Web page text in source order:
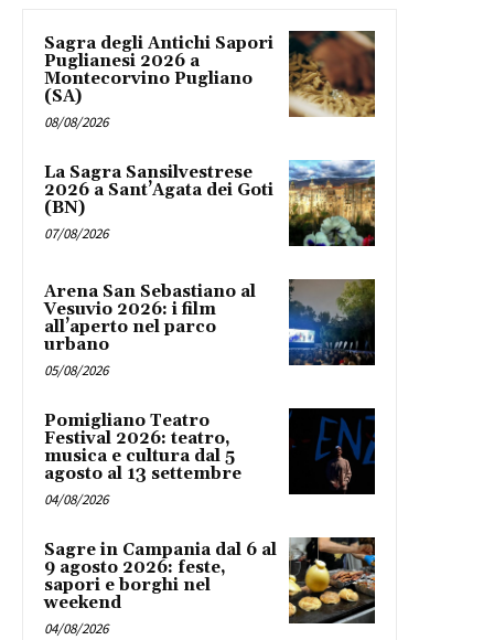
Sagra degli Antichi Sapori
Puglianesi 2026 a
Montecorvino Pugliano
(SA)
08/08/2026
La Sagra Sansilvestrese
2026 a Sant’Agata dei Goti
(BN)
07/08/2026
Arena San Sebastiano al
Vesuvio 2026: i film
all’aperto nel parco
urbano
05/08/2026
Pomigliano Teatro
Festival 2026: teatro,
musica e cultura dal 5
agosto al 13 settembre
04/08/2026
Sagre in Campania dal 6 al
9 agosto 2026: feste,
sapori e borghi nel
weekend
04/08/2026